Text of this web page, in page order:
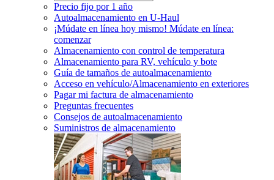
Precio fijo por 1 año
Autoalmacenamiento en U-Haul
¡Múdate en línea hoy mismo! Múdate en línea:
comenzar
Almacenamiento con control de temperatura
Almacenamiento para RV, vehículo y bote
Guía de tamaños de autoalmacenamiento
Acceso en vehículo/Almacenamiento en exteriores
Pagar mi factura de almacenamiento
Preguntas frecuentes
Consejos de autoalmacenamiento
Suministros de almacenamiento